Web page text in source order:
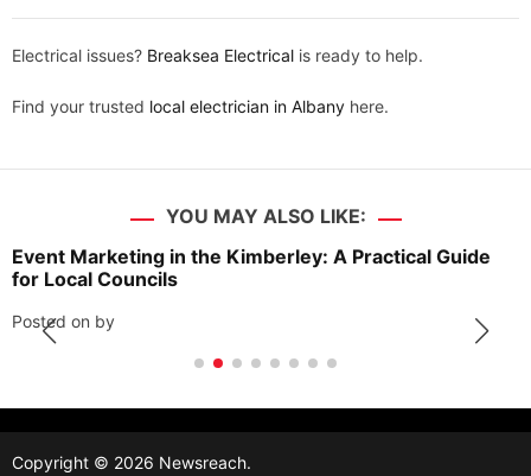
Electrical issues? Breaksea Electrical is ready to help.
Find your trusted local electrician in Albany here.
YOU MAY ALSO LIKE:
Event Marketing in the Kimberley: A Practical Guide
for Local Councils
Posted on by
Copyright © 2026 Newsreach.